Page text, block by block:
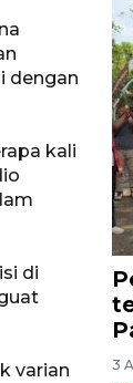
dengan
kali
di
varian
3